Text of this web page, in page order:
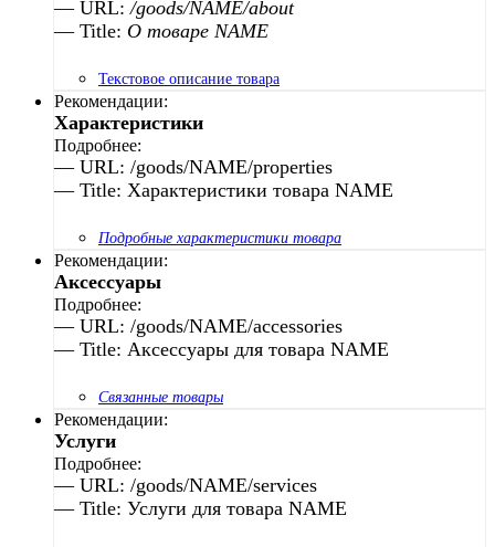
— URL: /goods/NAME/about
— Title: О товаре NAME
Текстовое описание товара
Рекомендации:
Характеристики
Подробнее:
— URL: /goods/NAME/properties
— Title: Характеристики товара NAME
Подробные характеристики товара
Рекомендации:
Аксессуары
Подробнее:
— URL: /goods/NAME/accessories
— Title: Аксессуары для товара NAME
Связанные товары
Рекомендации:
Услуги
Подробнее:
— URL: /goods/NAME/services
— Title: Услуги для товара NAME